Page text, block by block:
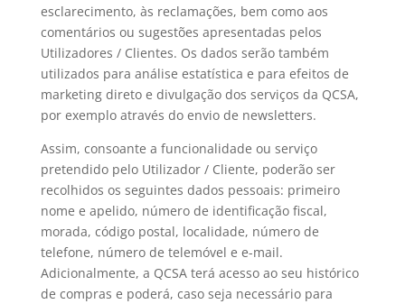
esclarecimento, às reclamações, bem como aos
comentários ou sugestões apresentadas pelos
Utilizadores / Clientes. Os dados serão também
utilizados para análise estatística e para efeitos de
marketing direto e divulgação dos serviços da QCSA,
por exemplo através do envio de newsletters.
Assim, consoante a funcionalidade ou serviço
pretendido pelo Utilizador / Cliente, poderão ser
recolhidos os seguintes dados pessoais: primeiro
nome e apelido, número de identificação fiscal,
morada, código postal, localidade, número de
telefone, número de telemóvel e e-mail.
Adicionalmente, a QCSA terá acesso ao seu histórico
de compras e poderá, caso seja necessário para